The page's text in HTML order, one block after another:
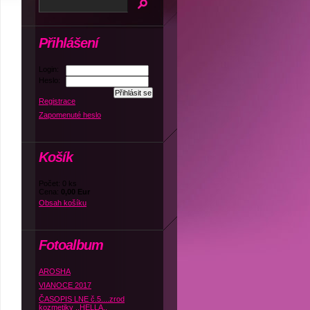
Přihlášení
Login:
Heslo:
Registrace
Zapomenuté heslo
Košík
Počet: 0 ks
Cena: 0,00 Eur
Obsah košíku
Fotoalbum
AROSHA
VIANOCE 2017
ČASOPIS LNE č.5....zrod
kozmetiky ,,HELLA,,